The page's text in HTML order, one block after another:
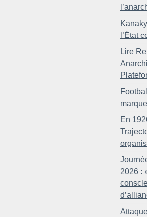
l’État
Lire
En
2026 :